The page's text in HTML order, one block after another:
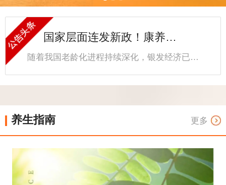
随着我国老龄化进程持续深化，截至2024年底，60岁及以上老年人口已达3.1亿人，占总人口22%，养老服务的规范化、专业化需求日益迫切。2026年以来，我国养老服务领域迎来标准化建设密集期，多项新国标陆续正式实施，其中 国 家 市场监督管理总局与国 家标准化管理委员会联合发布的《养老机构生活照料服务基本规范》《养老机构感染预防与控制规范》《养老机构老年人保护性约束服务规范》三项核心国标，精准填补了养老服务细分领域的规范空白，为产业高质量发展划定清晰路径，切实守护老年群体的晚年生活品质。
国家层面连发新政！康养产业纳入银发经济核心发展赛道
随着我国老龄化进程持续深化，银发经济已成为推动经济高质量发展的新增长极。2026年初以来，国 家层面密集出台重磅新政，民政部等八部门、自然资源部等三部门相继发文，明确将康养产业纳入银发经济核心发展赛道，通过要素保障、主体培育、科技赋能等多维度发力，破解产业发展瓶颈，激活市场活力，推动康养产业从“基础兜底”向“品质提质”转型，让老年群体共享发展红利。
养老服务新国标正式实施，填补细分领域规范空白
养生指南 更多
场景人群养生 专项健康管理 时令节气养生